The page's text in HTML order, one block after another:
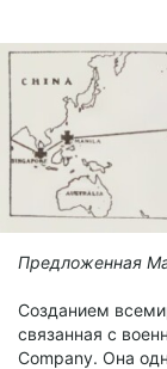
Предложенная
Созданием
связанная с
Company. Она